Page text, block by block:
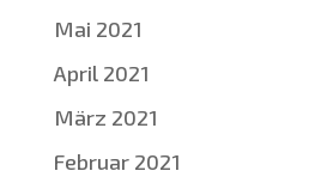
Mai 2021
April 2021
März 2021
Februar 2021